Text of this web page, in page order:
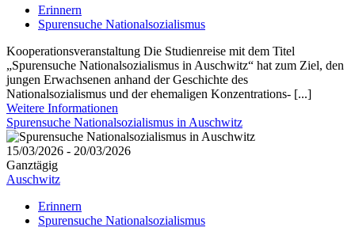
Erinnern
Spurensuche Nationalsozialismus
Kooperationsveranstaltung Die Studienreise mit dem Titel
„Spurensuche Nationalsozialismus in Auschwitz“ hat zum Ziel, den
jungen Erwachsenen anhand der Geschichte des
Nationalsozialismus und der ehemaligen Konzentrations- [...]
Weitere Informationen
Spurensuche Nationalsozialismus in Auschwitz
15/03/2026 - 20/03/2026
Ganztägig
Auschwitz
Erinnern
Spurensuche Nationalsozialismus